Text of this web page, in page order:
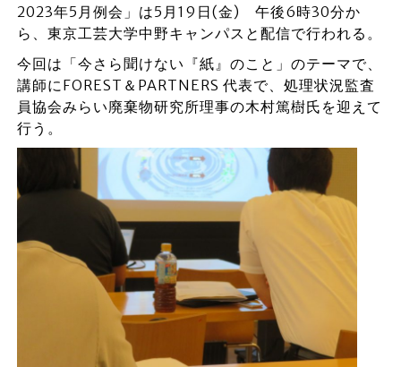
2023年5月例会」は5月19日(金) 午後6時30分か
ら、東京工芸大学中野キャンパスと配信で行われる。
今回は「今さら聞けない『紙』のこと」のテーマで、
講師にFOREST＆PARTNERS 代表で、処理状況監査
員協会みらい廃棄物研究所理事の木村篤樹氏を迎えて
行う。